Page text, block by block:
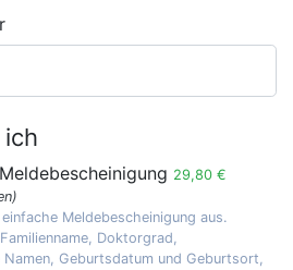
29,80 €
Meldebescheinigung aus.
Doktorgrad,
Namen, Geburtsdatum und Geburtsort,